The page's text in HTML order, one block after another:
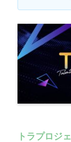
トラプロジ